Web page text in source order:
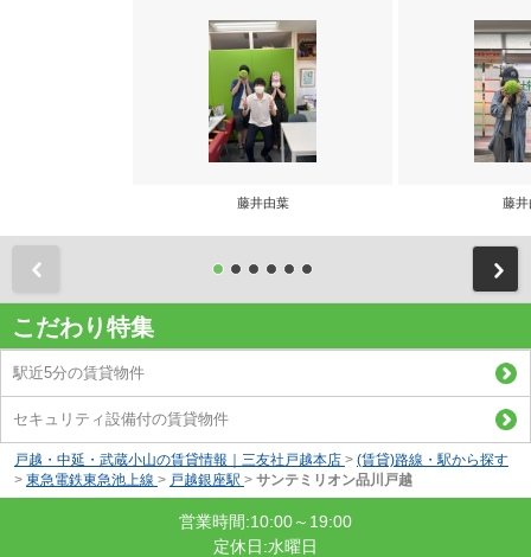
藤井由葉 藤井
こだわり特集
駅近5分の賃貸物件
セキュリティ設備付の賃貸物件
戸越・中延・武蔵小山の賃貸情報｜三友社戸越本店 > (賃貸)路線・駅から探す
> 東急電鉄東急池上線 > 戸越銀座駅 > サンテミリオン品川戸越
営業時間:10:00～19:00
定休日:水曜日